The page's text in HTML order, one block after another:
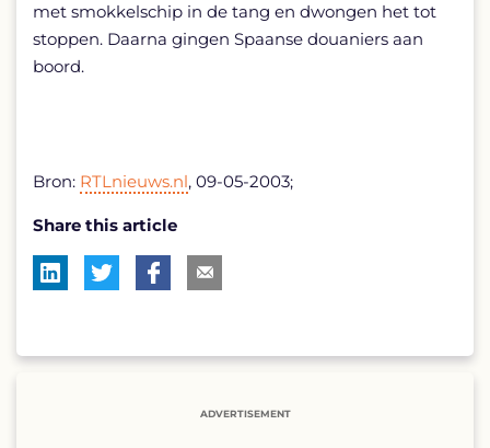
met smokkelschip in de tang en dwongen het tot
stoppen. Daarna gingen Spaanse douaniers aan
boord.
Bron: RTLnieuws.nl, 09-05-2003;
Share this article
ADVERTISEMENT